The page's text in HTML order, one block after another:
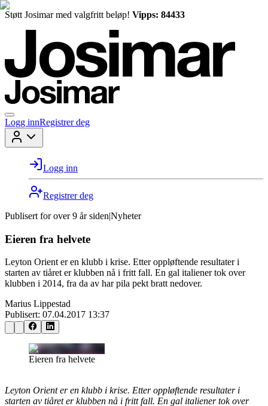
Støtt Josimar med valgfritt beløp! Vipps: 84433
Logg innRegistrer deg
Logg inn
Registrer deg
Publisert for over 9 år siden|Nyheter
Eieren fra helvete
Leyton Orient er en klubb i krise. Etter oppløftende resultater i
starten av tiåret er klubben nå i fritt fall. En gal italiener tok over
klubben i 2014, fra da av har pila pekt bratt nedover.
Marius Lippestad
Publisert: 07.04.2017 13:37
Eieren fra helvete
Leyton Orient er en klubb i krise. Etter oppløftende resultater i
starten av tiåret er klubben nå i fritt fall. En gal italiener tok over